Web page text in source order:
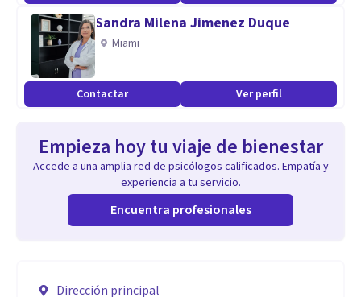
Sandra Milena Jimenez Duque
Miami
Contactar Ver perfil
Empieza hoy tu viaje de bienestar
Accede a una amplia red de psicólogos calificados. Empatía y
experiencia a tu servicio.
Encuentra profesionales
Dirección principal